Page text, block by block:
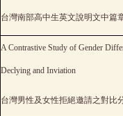
台灣南部高中生英文說明文中篇
A Contrastive Study of Gender
Declying and Inviation
台灣男性及女性拒絕邀請之對比